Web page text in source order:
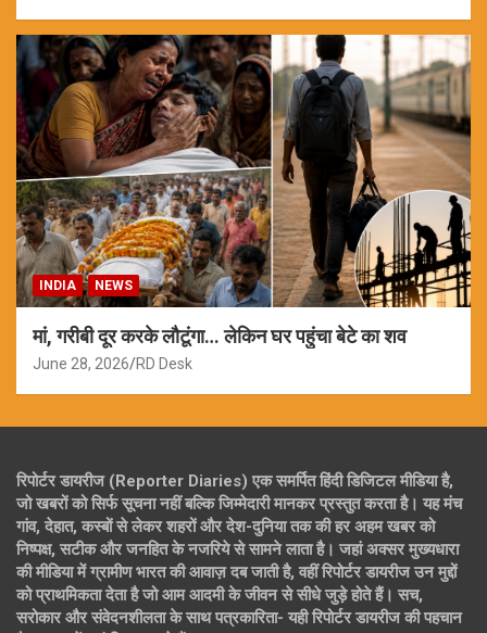
INDIA NEWS
मां, गरीबी दूर करके लौटूंगा… लेकिन घर पहुंचा बेटे का शव
June 28, 2026 RD Desk
रिपोर्टर डायरीज (Reporter Diaries) एक समर्पित हिंदी डिजिटल मीडिया है,
जो खबरों को सिर्फ सूचना नहीं बल्कि जिम्मेदारी मानकर प्रस्तुत करता है। यह मंच
गांव, देहात, कस्बों से लेकर शहरों और देश-दुनिया तक की हर अहम खबर को
निष्पक्ष, सटीक और जनहित के नजरिये से सामने लाता है। जहां अक्सर मुख्यधारा
की मीडिया में ग्रामीण भारत की आवाज़ दब जाती है, वहीं रिपोर्टर डायरीज उन मुद्दों
को प्राथमिकता देता है जो आम आदमी के जीवन से सीधे जुड़े होते हैं। सच,
सरोकार और संवेदनशीलता के साथ पत्रकारिता- यही रिपोर्टर डायरीज की पहचान